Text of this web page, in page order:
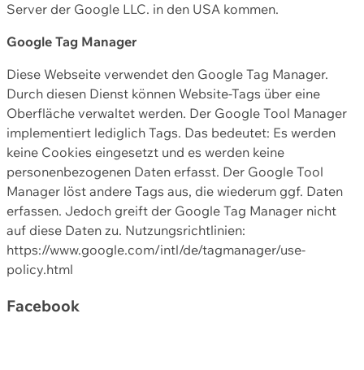
Server der Google LLC. in den USA kommen.
Google Tag Manager
Diese Webseite verwendet den Google Tag Manager.
Durch diesen Dienst können Website-Tags über eine
Oberfläche verwaltet werden. Der Google Tool Manager
implementiert lediglich Tags. Das bedeutet: Es werden
keine Cookies eingesetzt und es werden keine
personenbezogenen Daten erfasst. Der Google Tool
Manager löst andere Tags aus, die wiederum ggf. Daten
erfassen. Jedoch greift der Google Tag Manager nicht
auf diese Daten zu. Nutzungsrichtlinien:
https://www.google.com/intl/de/tagmanager/use-
policy.html
Facebook